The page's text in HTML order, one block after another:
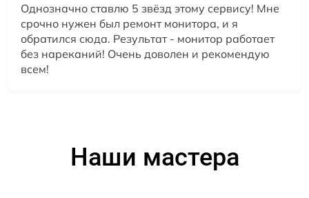
Однозначно ставлю 5 звёзд этому сервису! Мне
срочно нужен был ремонт монитора, и я
обратился сюда. Результат - монитор работает
без нареканий! Очень доволен и рекомендую
всем!
Наши мастера